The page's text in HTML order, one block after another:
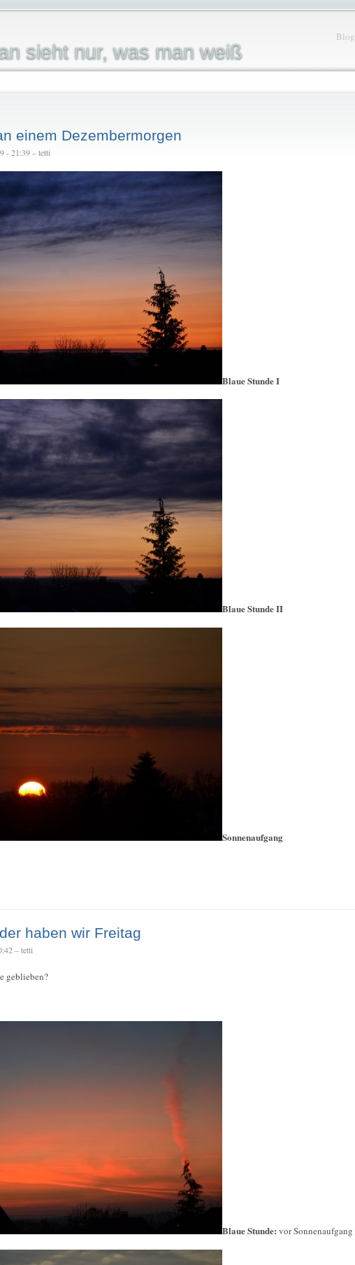
sieht nur, was man weiß
Blog
einem Dezembermorgen
- 21:39 – tetti
Blaue Stunde I
Blaue Stunde II
Sonnenaufgang
haben wir Freitag
– tetti
geblieben?
Blaue Stunde: vor Sonnenaufgang